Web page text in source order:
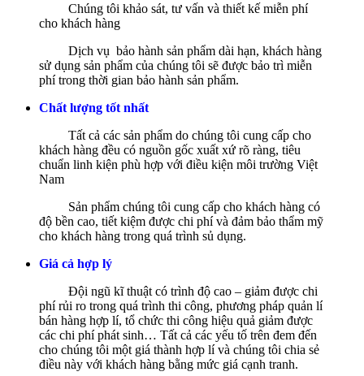
Chúng tôi khảo sát, tư vấn và thiết kế miễn phí
cho khách hàng
Dịch vụ bảo hành sản phẩm dài hạn, khách hàng
sử dụng sản phẩm của chúng tôi sẽ được bảo trì miễn
phí trong thời gian bảo hành sản phẩm.
Chất lượng tốt nhất
Tất cả các sản phẩm do chúng tôi cung cấp cho
khách hàng đều có nguồn gốc xuất xứ rõ ràng, tiêu
chuẩn linh kiện phù hợp với điều kiện môi trường Việt
Nam
Sản phẩm chúng tôi cung cấp cho khách hàng có
độ bền cao, tiết kiệm được chi phí và đảm bảo thẩm mỹ
cho khách hàng trong quá trình sủ dụng.
Giá cả hợp lý
Đội ngũ kĩ thuật có trình độ cao – giảm được chi
phí rủi ro trong quá trình thi công, phương pháp quản lí
bán hàng hợp lí, tổ chức thi công hiệu quả giảm được
các chi phí phát sinh… Tất cả các yếu tố trên đem đến
cho chúng tôi một giá thành hợp lí và chúng tôi chia sẻ
điều này với khách hàng bằng mức giá cạnh tranh.